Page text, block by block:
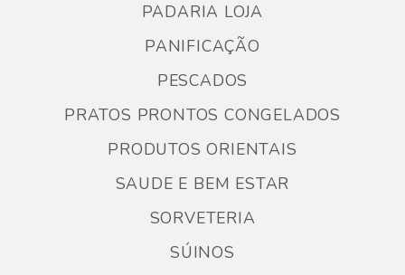
PADARIA LOJA
PANIFICAÇÃO
PESCADOS
PRATOS PRONTOS CONGELADOS
PRODUTOS ORIENTAIS
SAUDE E BEM ESTAR
SORVETERIA
SÚINOS